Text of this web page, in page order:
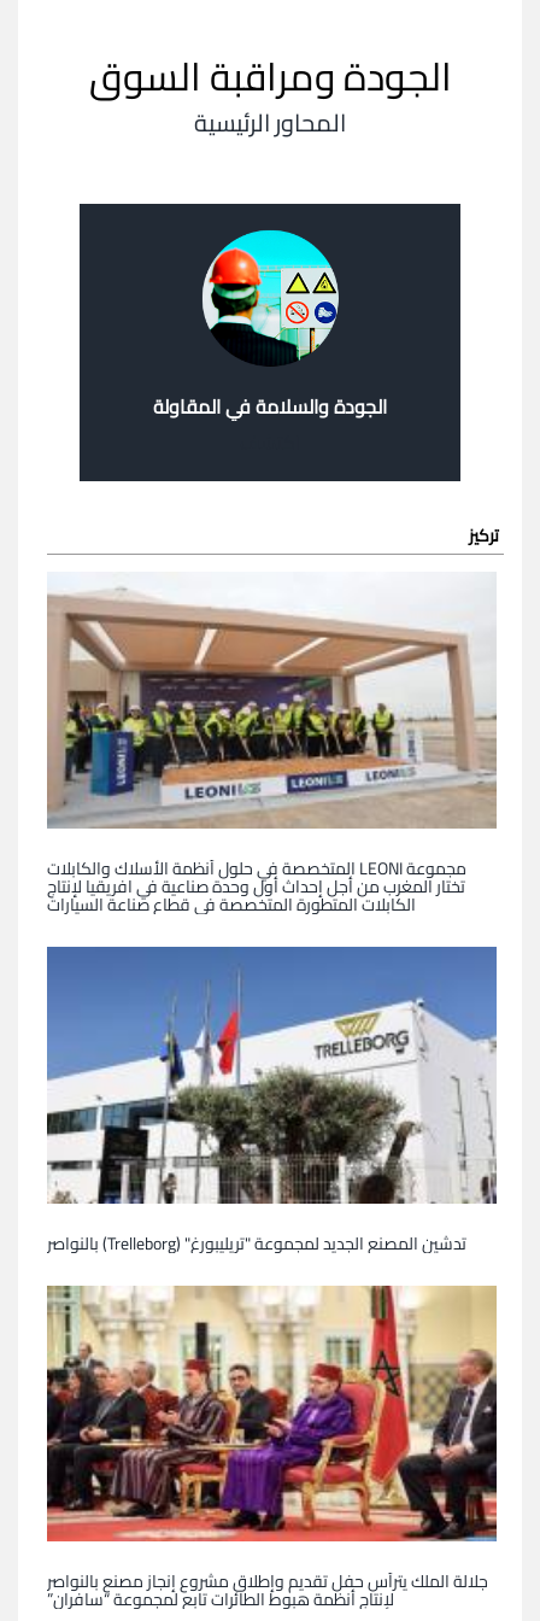
الجودة ومراقبة السوق
المحاور الرئيسية
الجودة والسلامة في المقاولة
تركيز
مجموعة LEONI المتخصصة في حلول أنظمة الأسلاك والكابلات
تختار المغرب من أجل إحداث أول وحدة صناعية في افريقيا لإنتاج
الكابلات المتطورة المتخصصة في قطاع صناعة السيارات
تدشين المصنع الجديد لمجموعة "تريليبورغ" (Trelleborg) بالنواصر
جلالة الملك يترأس حفل تقديم وإطلاق مشروع إنجاز مصنع بالنواصر
لإنتاج أنظمة هبوط الطائرات تابع لمجموعة “سافران”